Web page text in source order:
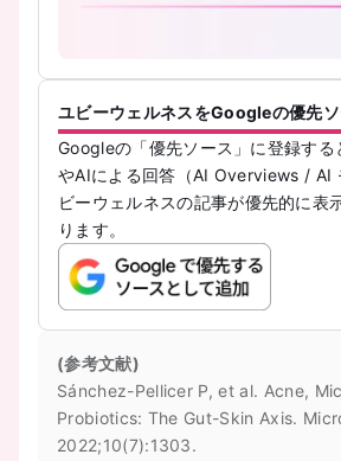
ユビーウェルネスをGoogleの優先
Googleの「優先ソース」に登録す
やAIによる回答（AI Overviews / AI
ビーウェルネスの記事が優先的に表
ります。
(参考文献)
Sánchez-Pellicer P, et al. Acne,
Probiotics: The Gut-Skin Axis.
2022;10(7):1303.